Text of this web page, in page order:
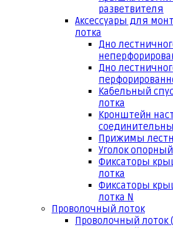
разветвителя
Аксессуары для
лотка
Дно
Дно
Кабельный
лотка
Кронштейн
Прижимы
Уголок опорный
Фиксаторы
лотка
Фиксаторы
лотка N
Проволочный лоток
Проволочный лоток